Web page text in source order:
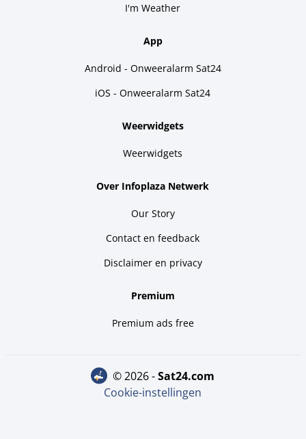
I'm Weather
App
Android - Onweeralarm Sat24
iOS - Onweeralarm Sat24
Weerwidgets
Weerwidgets
Over Infoplaza Netwerk
Our Story
Contact en feedback
Disclaimer en privacy
Premium
Premium ads free
© 2026 - sat24.com
Cookie-instellingen